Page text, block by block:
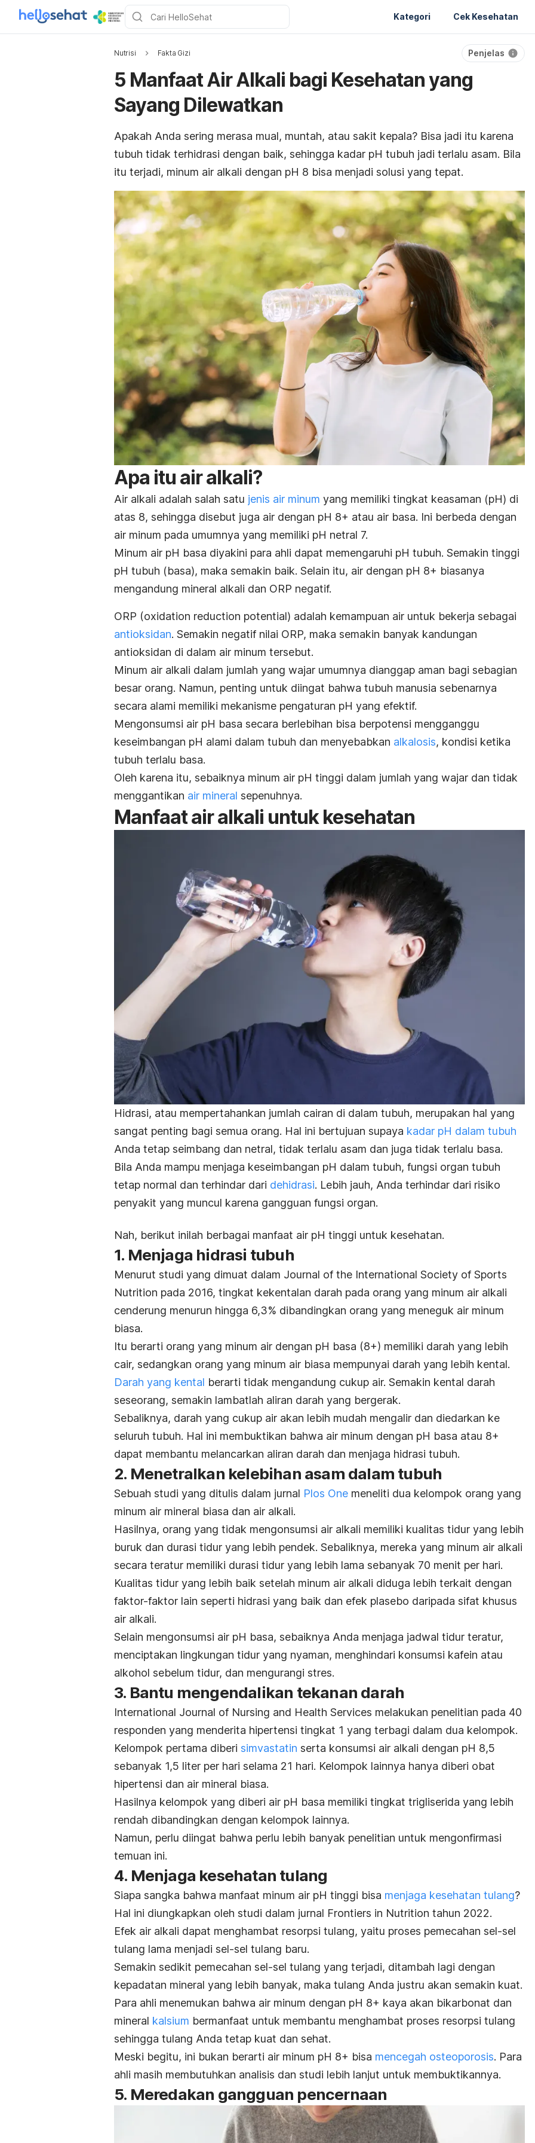
Kategori Cek Kesehatan
Nutrisi Fakta Gizi Penjelas
5 Manfaat Air Alkali bagi Kesehatan yang
Sayang Dilewatkan
Apakah Anda sering merasa mual, muntah, atau sakit kepala? Bisa jadi itu karena
tubuh tidak terhidrasi dengan baik, sehingga kadar pH tubuh jadi terlalu asam. Bila
itu terjadi, minum air alkali dengan pH 8 bisa menjadi solusi yang tepat.
Apa itu air alkali?
Air alkali adalah salah satu jenis air minum yang memiliki tingkat keasaman (pH) di
atas 8, sehingga disebut juga air dengan pH 8+ atau air basa. Ini berbeda dengan
air minum pada umumnya yang memiliki pH netral 7.
Minum air pH basa diyakini para ahli dapat memengaruhi pH tubuh. Semakin tinggi
pH tubuh (basa), maka semakin baik. Selain itu, air dengan pH 8+ biasanya
mengandung mineral alkali dan ORP negatif.
ORP (oxidation reduction potential) adalah kemampuan air untuk bekerja sebagai
antioksidan. Semakin negatif nilai ORP, maka semakin banyak kandungan
antioksidan di dalam air minum tersebut.
Minum air alkali dalam jumlah yang wajar umumnya dianggap aman bagi sebagian
besar orang. Namun, penting untuk diingat bahwa tubuh manusia sebenarnya
secara alami memiliki mekanisme pengaturan pH yang efektif.
Mengonsumsi air pH basa secara berlebihan bisa berpotensi mengganggu
keseimbangan pH alami dalam tubuh dan menyebabkan alkalosis, kondisi ketika
tubuh terlalu basa.
Oleh karena itu, sebaiknya minum air pH tinggi dalam jumlah yang wajar dan tidak
menggantikan air mineral sepenuhnya.
Manfaat air alkali untuk kesehatan
Hidrasi, atau mempertahankan jumlah cairan di dalam tubuh, merupakan hal yang
sangat penting bagi semua orang. Hal ini bertujuan supaya kadar pH dalam tubuh
Anda tetap seimbang dan netral, tidak terlalu asam dan juga tidak terlalu basa.
Bila Anda mampu menjaga keseimbangan pH dalam tubuh, fungsi organ tubuh
tetap normal dan terhindar dari dehidrasi. Lebih jauh, Anda terhindar dari risiko
penyakit yang muncul karena gangguan fungsi organ.
Nah, berikut inilah berbagai manfaat air pH tinggi untuk kesehatan.
1. Menjaga hidrasi tubuh
Menurut studi yang dimuat dalam Journal of the International Society of Sports
Nutrition pada 2016, tingkat kekentalan darah pada orang yang minum air alkali
cenderung menurun hingga 6,3% dibandingkan orang yang meneguk air minum
biasa.
Itu berarti orang yang minum air dengan pH basa (8+) memiliki darah yang lebih
cair, sedangkan orang yang minum air biasa mempunyai darah yang lebih kental.
Darah yang kental berarti tidak mengandung cukup air. Semakin kental darah
seseorang, semakin lambatlah aliran darah yang bergerak.
Sebaliknya, darah yang cukup air akan lebih mudah mengalir dan diedarkan ke
seluruh tubuh. Hal ini membuktikan bahwa air minum dengan pH basa atau 8+
dapat membantu melancarkan aliran darah dan menjaga hidrasi tubuh.
2. Menetralkan kelebihan asam dalam tubuh
Sebuah studi yang ditulis dalam jurnal Plos One meneliti dua kelompok orang yang
minum air mineral biasa dan air alkali.
Hasilnya, orang yang tidak mengonsumsi air alkali memiliki kualitas tidur yang lebih
buruk dan durasi tidur yang lebih pendek. Sebaliknya, mereka yang minum air alkali
secara teratur memiliki durasi tidur yang lebih lama sebanyak 70 menit per hari.
Kualitas tidur yang lebih baik setelah minum air alkali diduga lebih terkait dengan
faktor-faktor lain seperti hidrasi yang baik dan efek plasebo daripada sifat khusus
air alkali.
Selain mengonsumsi air pH basa, sebaiknya Anda menjaga jadwal tidur teratur,
menciptakan lingkungan tidur yang nyaman, menghindari konsumsi kafein atau
alkohol sebelum tidur, dan mengurangi stres.
3. Bantu mengendalikan tekanan darah
International Journal of Nursing and Health Services melakukan penelitian pada 40
responden yang menderita hipertensi tingkat 1 yang terbagi dalam dua kelompok.
Kelompok pertama diberi simvastatin serta konsumsi air alkali dengan pH 8,5
sebanyak 1,5 liter per hari selama 21 hari. Kelompok lainnya hanya diberi obat
hipertensi dan air mineral biasa.
Hasilnya kelompok yang diberi air pH basa memiliki tingkat trigliserida yang lebih
rendah dibandingkan dengan kelompok lainnya.
Namun, perlu diingat bahwa perlu lebih banyak penelitian untuk mengonfirmasi
temuan ini.
4. Menjaga kesehatan tulang
Siapa sangka bahwa manfaat minum air pH tinggi bisa menjaga kesehatan tulang?
Hal ini diungkapkan oleh studi dalam jurnal Frontiers in Nutrition tahun 2022.
Efek air alkali dapat menghambat resorpsi tulang, yaitu proses pemecahan sel-sel
tulang lama menjadi sel-sel tulang baru.
Semakin sedikit pemecahan sel-sel tulang yang terjadi, ditambah lagi dengan
kepadatan mineral yang lebih banyak, maka tulang Anda justru akan semakin kuat.
Para ahli menemukan bahwa air minum dengan pH 8+ kaya akan bikarbonat dan
mineral kalsium bermanfaat untuk membantu menghambat proses resorpsi tulang
sehingga tulang Anda tetap kuat dan sehat.
Meski begitu, ini bukan berarti air minum pH 8+ bisa mencegah osteoporosis. Para
ahli masih membutuhkan analisis dan studi lebih lanjut untuk membuktikannya.
5. Meredakan gangguan pencernaan